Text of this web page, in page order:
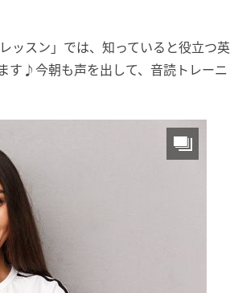
ッスン」では、知っていると役立つ英
す♪今朝も声を出して、音読トレーニ